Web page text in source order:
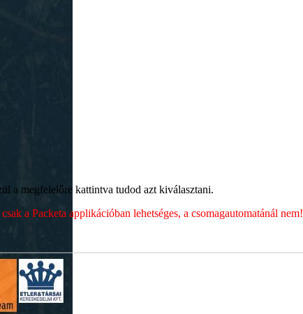
a megfelelőre kattintva tudod azt kiválasztani.
a Packeta applikációban lehetséges, a csomagautomatánál nem!